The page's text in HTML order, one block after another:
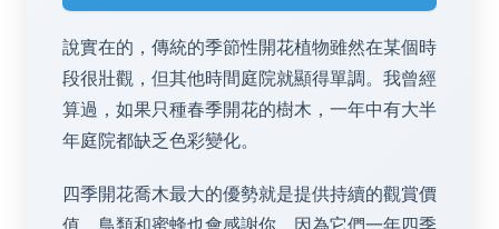
說實在的，傳統的季節性開花植物雖然在某個時
段很壯觀，但其他時間庭院就顯得單調。我曾經
算過，如果只種春季開花的樹木，一年中有大半
年庭院都缺乏色彩變化。
四季開花喬木最大的優勢就是提供持續的觀賞價
值。鳥類和蜜蜂也會感謝你，因為它們一年四季